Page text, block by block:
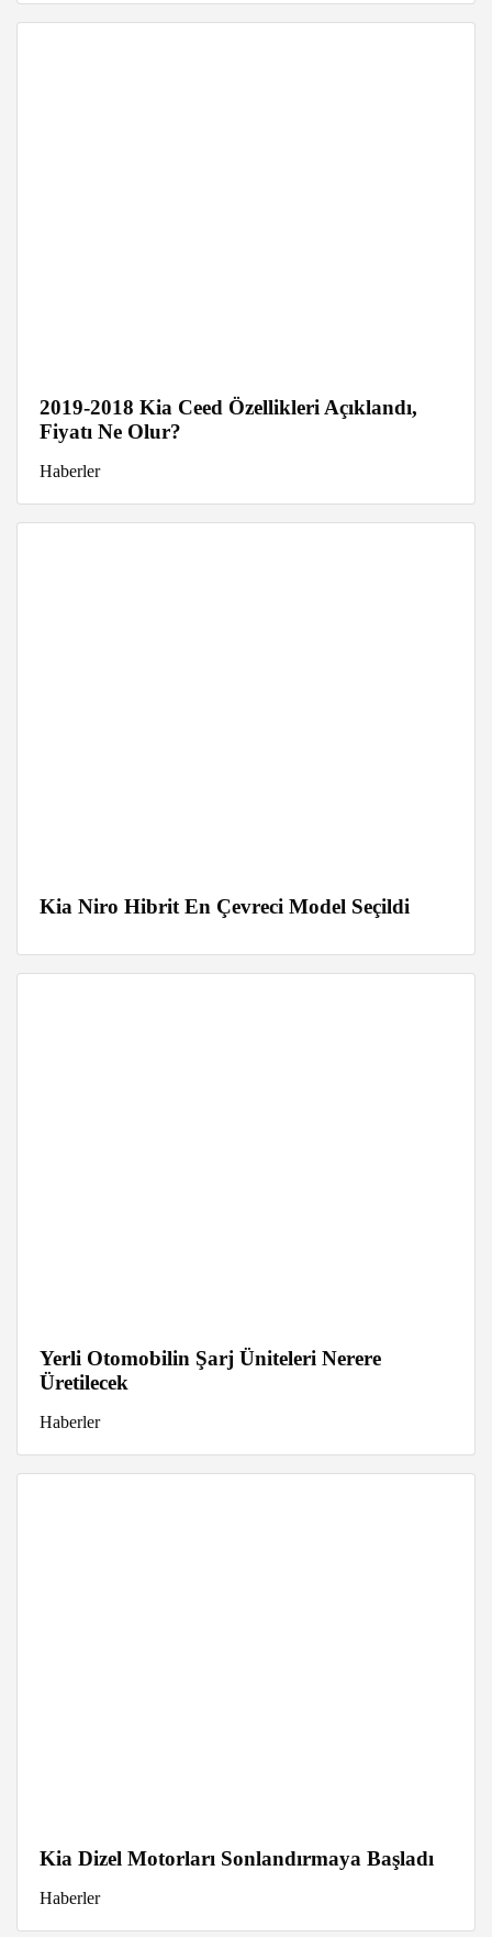
2019-2018 Kia Ceed Özellikleri Açıklandı,
Fiyatı Ne Olur?
Haberler
Kia Niro Hibrit En Çevreci Model Seçildi
Yerli Otomobilin Şarj Üniteleri Nerere
Üretilecek
Haberler
Kia Dizel Motorları Sonlandırmaya Başladı
Haberler